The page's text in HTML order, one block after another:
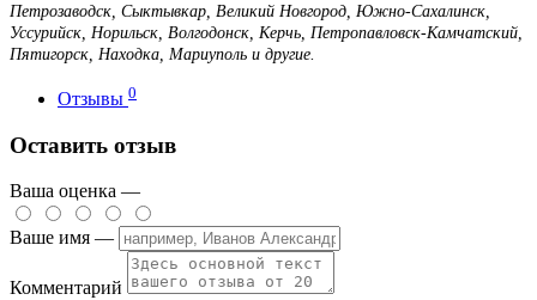
Петрозаводск, Сыктывкар, Великий Новгород, Южно-Сахалинск,
Уссурийск, Норильск, Волгодонск, Керчь, Петропавловск-Камчатский,
Пятигорск, Находка, Мариуполь и другие.
Отзывы 0
Оставить отзыв
Ваша оценка —
Ваше имя —
Комментарий